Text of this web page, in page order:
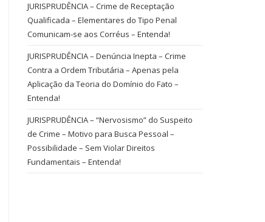
JURISPRUDÊNCIA – Crime de Receptação
Qualificada – Elementares do Tipo Penal
Comunicam-se aos Corréus – Entenda!
JURISPRUDÊNCIA – Denúncia Inepta – Crime
Contra a Ordem Tributária – Apenas pela
Aplicação da Teoria do Domínio do Fato –
Entenda!
JURISPRUDÊNCIA – “Nervosismo” do Suspeito
de Crime – Motivo para Busca Pessoal –
Possibilidade – Sem Violar Direitos
Fundamentais – Entenda!